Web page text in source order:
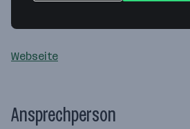
Ared Straße 11/3.OG
2544 Leobersdorf
Webseite
Ansprechperson